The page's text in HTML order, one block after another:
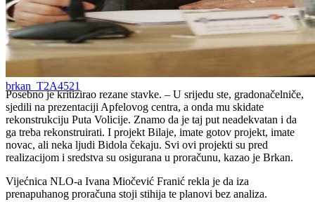
brkan_T2A4521
Posebno je kritizirao rezane stavke. – U srijedu ste, gradonačelniče,
sjedili na prezentaciji Apfelovog centra, a onda mu skidate
rekonstrukciju Puta Volicije. Znamo da je taj put neadekvatan i da
ga treba rekonstruirati. I projekt Bilaje, imate gotov projekt, imate
novac, ali neka ljudi Bidola čekaju. Svi ovi projekti su pred
realizacijom i sredstva su osigurana u proračunu, kazao je Brkan.
Vijećnica NLO-a Ivana Miočević Franić rekla je da iza
prenapuhanog proračuna stoji stihija te planovi bez analiza.